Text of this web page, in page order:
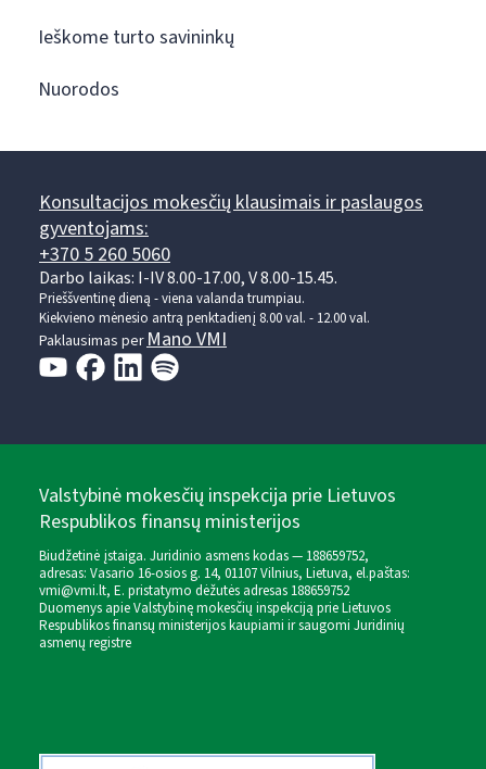
Ieškome turto savininkų
Nuorodos
Konsultacijos mokesčių klausimais ir paslaugos
gyventojams:
+370 5 260 5060
Darbo laikas: I-IV 8.00-17.00, V 8.00-15.45.
Prieššventinę dieną - viena valanda trumpiau.
Kiekvieno mėnesio antrą penktadienį 8.00 val. - 12.00 val.
Paklausimas perMano VMI
Valstybinė mokesčių inspekcija prie Lietuvos
Respublikos finansų ministerijos
Biudžetinė įstaiga. Juridinio asmens kodas — 188659752,
adresas: Vasario 16-osios g. 14, 01107 Vilnius, Lietuva, el.paštas:
vmi@vmi.lt, E. pristatymo dėžutės adresas 188659752
Duomenys apie Valstybinę mokesčių inspekciją prie Lietuvos
Respublikos finansų ministerijos kaupiami ir saugomi Juridinių
asmenų registre